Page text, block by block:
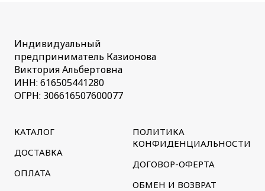
Индивидуальный
предприниматель Казионова
Виктория Альбертовна
ИНН: 616505441280
ОГРН: 306616507600077
КАТАЛОГ
ДОСТАВКА
ОПЛАТА
ПОЛИТИКА
КОНФИДЕНЦИАЛЬНОСТИ
ДОГОВОР-ОФЕРТА
ОБМЕН И ВОЗВРАТ